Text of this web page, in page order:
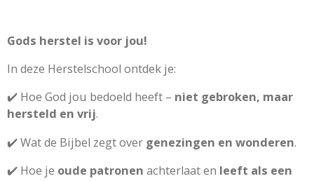
Gods herstel is voor jou!
In deze Herstelschool ontdek je:
✔️ Hoe God jou bedoeld heeft – niet gebroken, maar
hersteld en vrij.
✔️ Wat de Bijbel zegt over genezingen en wonderen.
✔️ Hoe je oude patronen achterlaat en leeft als een